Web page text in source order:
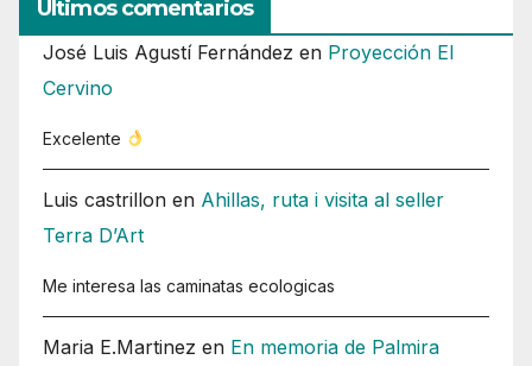
Ultimos comentarios
José Luis Agustí Fernández en Proyección El
Cervino
Excelente
Luis castrillon en Ahillas, ruta i visita al seller
Terra D’Art
Me interesa las caminatas ecologicas
Maria E.Martinez en En memoria de Palmira